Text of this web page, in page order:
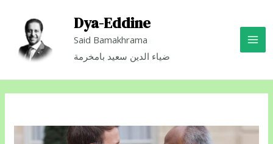
Dya-Eddine
Said Bamakhrama
ضياء الدين سعيد بامخرمة